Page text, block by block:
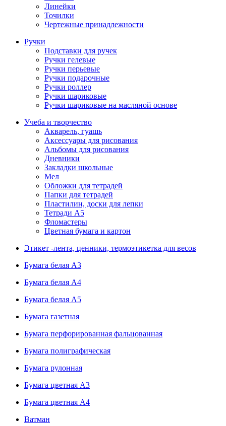
Линейки
Точилки
Чертежные принадлежности
Ручки
Подставки для ручек
Ручки гелевые
Ручки перьевые
Ручки подарочные
Ручки роллер
Ручки шариковые
Ручки шариковые на масляной основе
Учеба и творчество
Акварель, гуашь
Аксессуары для рисования
Альбомы для рисования
Дневники
Закладки школьные
Мел
Обложки для тетрадей
Папки для тетрадей
Пластилин, доски для лепки
Тетради А5
Фломастеры
Цветная бумага и картон
Этикет -лента, ценники, термоэтикетка для весов
Бумага белая А3
Бумага белая А4
Бумага белая А5
Бумага газетная
Бумага перфорированная фальцованная
Бумага полиграфическая
Бумага рулонная
Бумага цветная А3
Бумага цветная А4
Ватман